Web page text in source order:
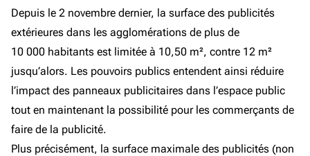
Depuis le 2 novembre dernier, la surface des publicités
extérieures dans les agglomérations de plus de
10 000 habitants est limitée à 10,50 m², contre 12 m²
jusqu’alors. Les pouvoirs publics entendent ainsi réduire
l’impact des panneaux publicitaires dans l’espace public
tout en maintenant la possibilité pour les commerçants de
faire de la publicité.
Plus précisément, la surface maximale des publicités (non